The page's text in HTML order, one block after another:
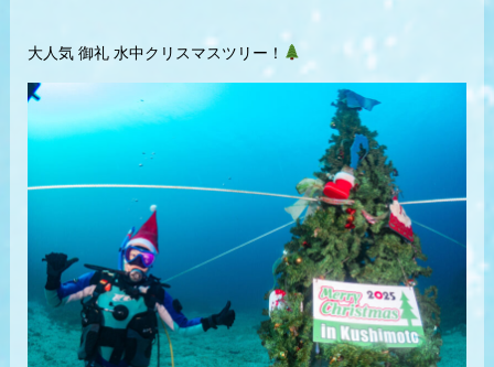
大人気 御礼 水中クリスマスツリー！